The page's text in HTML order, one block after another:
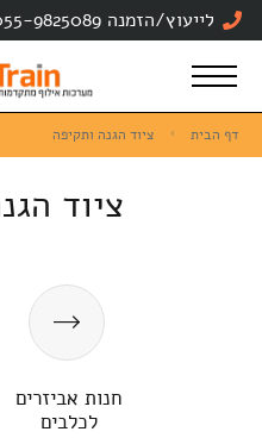
לייעוץ/הזמנה 055-9825089
דף הבית ציוד הגנה ותקיפה
ציוד
חנות אביזרים
לכלבים